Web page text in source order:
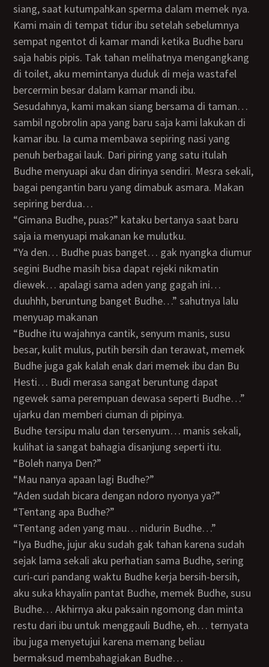
siang, saat kutumpahkan sperma dalam memek nya.
Kami main di tempat tidur ibu setelah sebelumnya
sempat ngentot di kamar mandi ketika Budhe baru
saja habis pipis. Tak tahan melihatnya mengangkang
di toilet, aku memintanya duduk di meja wastafel
bercermin besar dalam kamar mandi ibu.
Sesudahnya, kami makan siang bersama di taman…
sambil ngobrolin apa yang baru saja kami lakukan di
kamar ibu. Ia cuma membawa sepiring nasi yang
penuh berbagai lauk. Dari piring yang satu itulah
Budhe menyuapi aku dan dirinya sendiri. Mesra sekali,
bagai pengantin baru yang dimabuk asmara. Makan
sepiring berdua…
“Gimana Budhe, puas?” kataku bertanya saat baru
saja ia menyuapi makanan ke mulutku.
“Ya den… Budhe puas banget… gak nyangka diumur
segini Budhe masih bisa dapat rejeki nikmatin
diewek… apalagi sama aden yang gagah ini…
duuhhh, beruntung banget Budhe…” sahutnya lalu
menyuap makanan
“Budhe itu wajahnya cantik, senyum manis, susu
besar, kulit mulus, putih bersih dan terawat, memek
Budhe juga gak kalah enak dari memek ibu dan Bu
Hesti… Budi merasa sangat beruntung dapat
ngewek sama perempuan dewasa seperti Budhe…”
ujarku dan memberi ciuman di pipinya.
Budhe tersipu malu dan tersenyum… manis sekali,
kulihat ia sangat bahagia disanjung seperti itu.
“boleh nanya Den?”
“mau nanya apaan lagi Budhe?”
“Aden sudah bicara dengan ndoro nyonya ya?”
“tentang apa Budhe?”
“Tentang aden yang mau… nidurin Budhe…”
“Iya Budhe, jujur aku sudah gak tahan karena sudah
sejak lama sekali aku perhatian sama Budhe, sering
curi-curi pandang waktu Budhe kerja bersih-bersih,
aku suka khayalin pantat Budhe, memek Budhe, susu
Budhe… Akhirnya aku paksain ngomong dan minta
restu dari ibu untuk menggauli Budhe, eh… ternyata
ibu juga menyetujui karena memang beliau
bermaksud membahagiakan Budhe…